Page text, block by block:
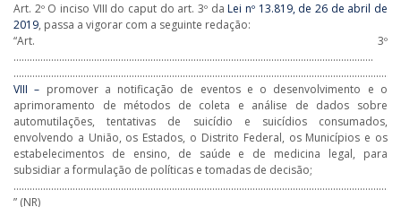
Art. 2º O inciso VIII do caput do art. 3º daLei nº 13.819, de 26 de abril de
2019, passa a vigorar com a seguinte redação:
“Art. 3º
……………………………………………………………………………………………………………………..
VIII – promover a notificação de eventos e o desenvolvimento e o
aprimoramento de métodos de coleta e análise de dados sobre
automutilações, tentativas de suicídio e suicídios consumados,
envolvendo a União, os Estados, o Distrito Federal, os Municípios e os
estabelecimentos de ensino, de saúde e de medicina legal, para
subsidiar a formulação de políticas e tomadas de decisão;
” (NR)